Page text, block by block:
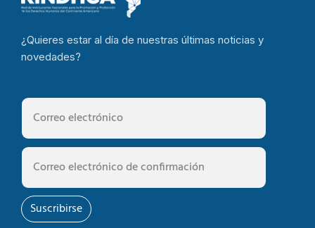
¿Quieres estar al día de nuestras últimas noticias y
novedades?
Suscribirse